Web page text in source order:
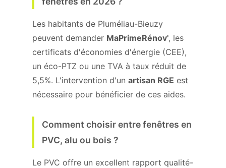
Les habitants de Pluméliau-Bieuzy
peuvent demander MaPrimeRénov', les
certificats d'économies d'énergie (CEE),
un éco-PTZ ou une TVA à taux réduit de
5,5%. L'intervention d'un artisan RGE est
nécessaire pour bénéficier de ces aides.
Comment choisir entre fenêtres en
PVC, alu ou bois ?
Le PVC offre un excellent rapport qualité-